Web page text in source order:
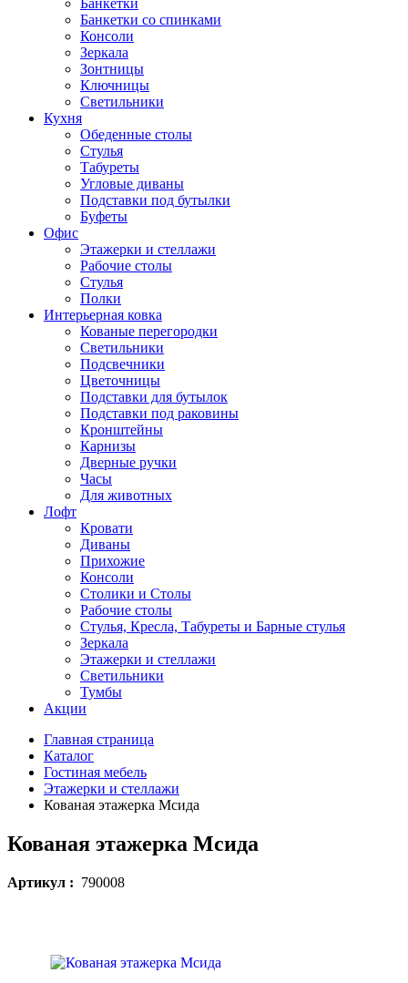
Банкетки
Банкетки со спинками
Консоли
Зеркала
Зонтницы
Ключницы
Светильники
Кухня
Обеденные столы
Стулья
Табуреты
Угловые диваны
Подставки под бутылки
Буфеты
Офис
Этажерки и стеллажи
Рабочие столы
Стулья
Полки
Интерьерная ковка
Кованые перегородки
Светильники
Подсвечники
Цветочницы
Подставки для бутылок
Подставки под раковины
Кронштейны
Карнизы
Дверные ручки
Часы
Для животных
Лофт
Кровати
Диваны
Прихожие
Консоли
Столики и Столы
Рабочие столы
Стулья, Кресла, Табуреты и Барные стулья
Зеркала
Этажерки и стеллажи
Светильники
Тумбы
Акции
Главная страница
Каталог
Гостиная мебель
Этажерки и стеллажи
Кованая этажерка Мсида
Кованая этажерка Мсида
Артикул : 790008